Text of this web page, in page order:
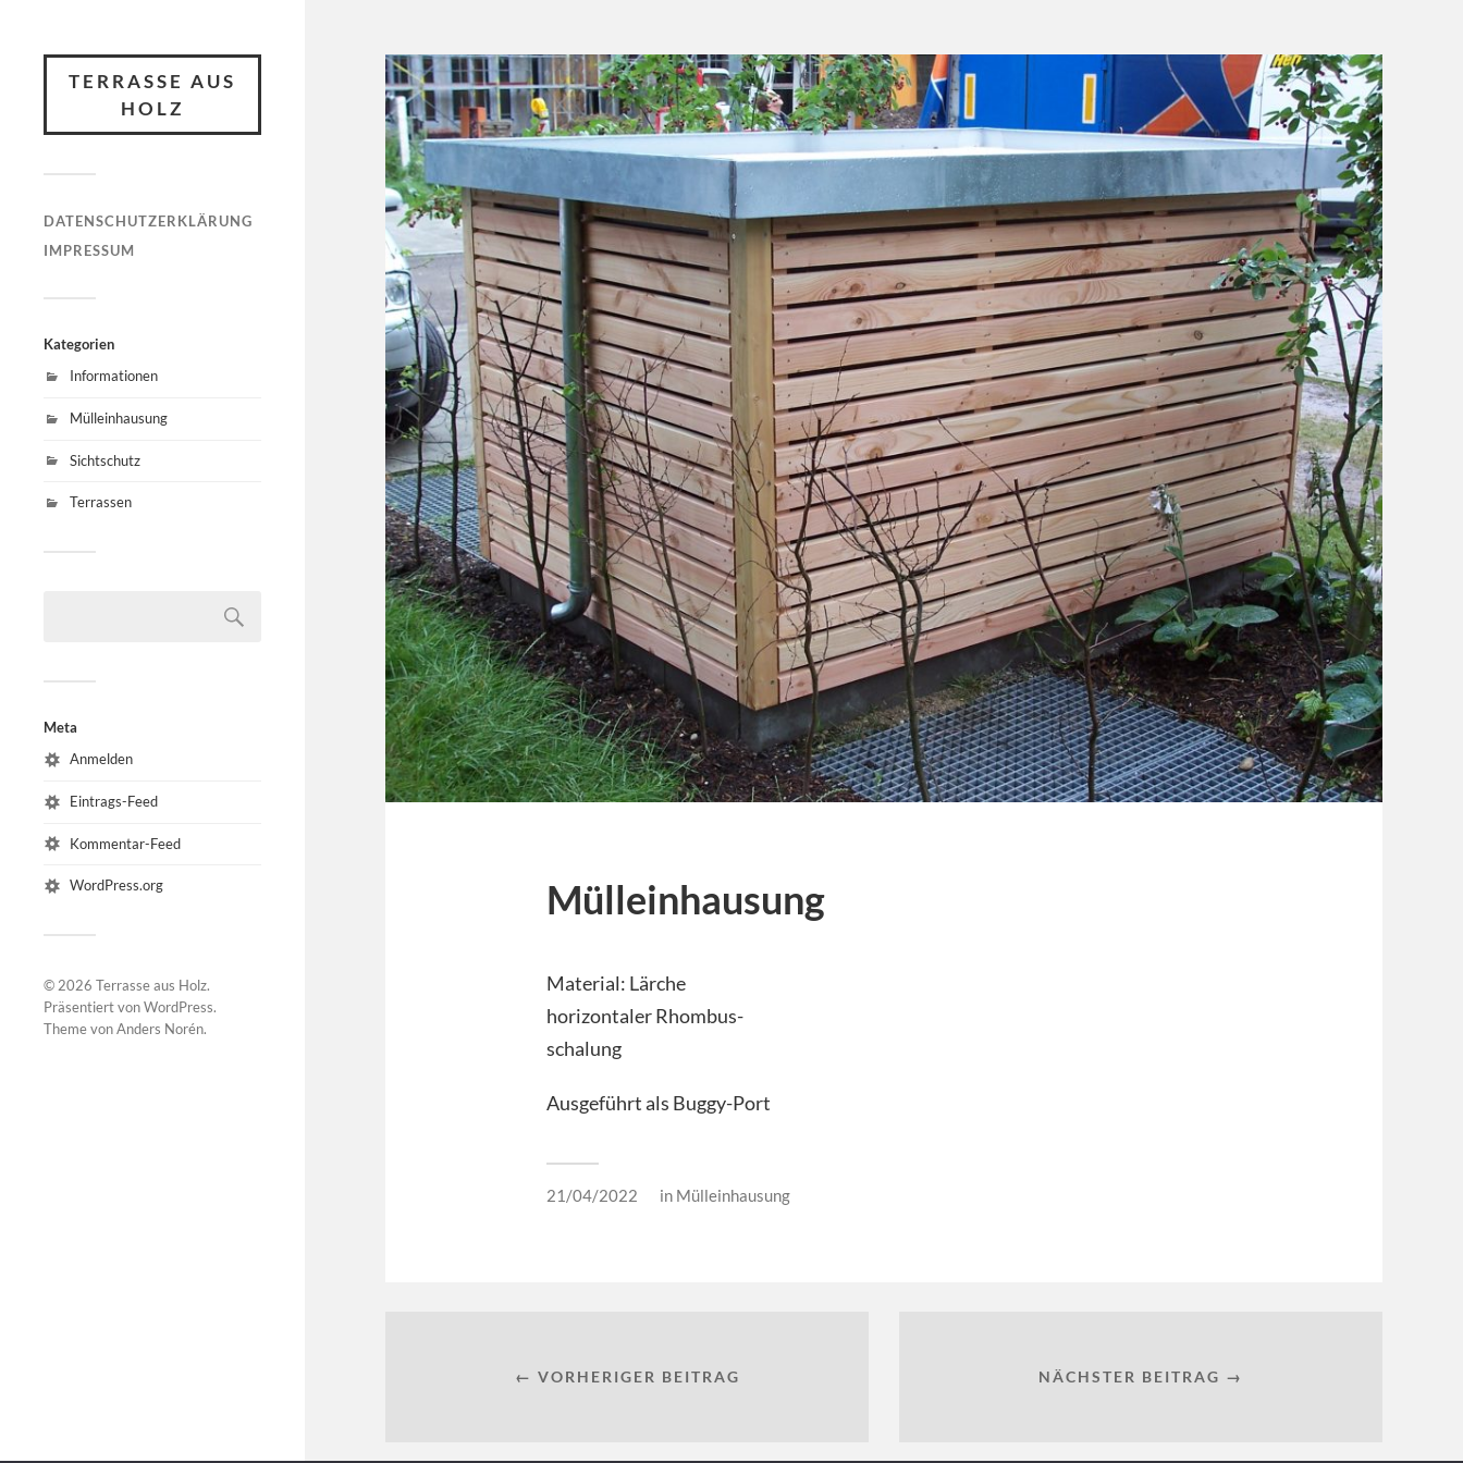
TERRASSE AUS
HOLZ
DATENSCHUTZERKLÄRUNG
IMPRESSUM
Kategorien
Informationen
Mülleinhausung
Sichtschutz
Terrassen
Meta
Anmelden
Eintrags-Feed
Kommentar-Feed
WordPress.org
© 2026 Terrasse aus Holz.
Präsentiert vonWordPress.
Theme vonAnders Norén.
Mülleinhausung
Material: Lärche
horizontaler Rhombus-
schalung
Ausgeführt als Buggy-Port
21/04/2022 in Mülleinhausung
← VORHERIGER BEITRAG NÄCHSTER BEITRAG →